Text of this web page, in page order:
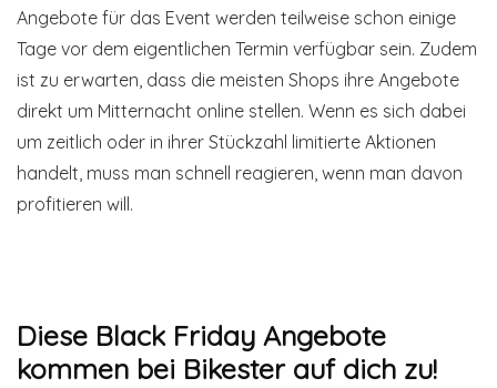
Angebote für das Event werden teilweise schon einige
Tage vor dem eigentlichen Termin verfügbar sein. Zudem
ist zu erwarten, dass die meisten Shops ihre Angebote
direkt um Mitternacht online stellen. Wenn es sich dabei
um zeitlich oder in ihrer Stückzahl limitierte Aktionen
handelt, muss man schnell reagieren, wenn man davon
profitieren will.
Diese Black Friday Angebote
kommen bei Bikester auf dich zu!